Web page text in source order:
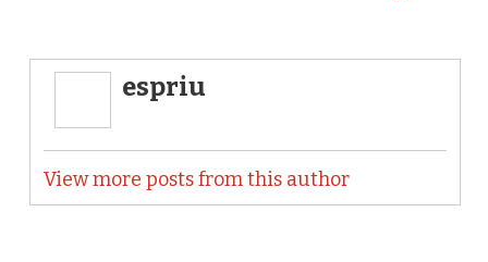
espriu
View more posts from this author